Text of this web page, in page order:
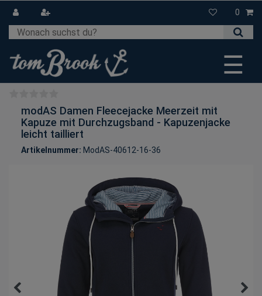
0
☰
modAS Damen Fleecejacke Meerzeit mit
Kapuze mit Durchzugsband - Kapuzenjacke
leicht tailliert
Artikelnummer: ModAS-40612-16-36